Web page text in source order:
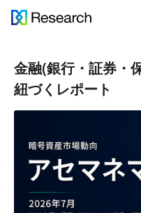
金融(銀行・証券・
紐づくレポート